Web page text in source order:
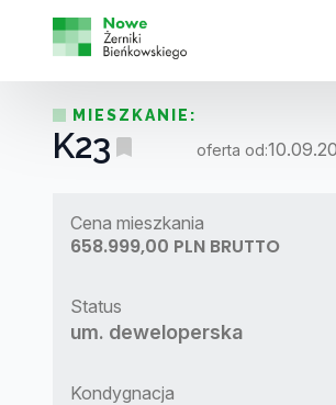
MIESZKANIE:
K23 oferta od:
Cena mieszkania
658.999,00 PLN BRUTTO
Status
um. deweloperska
Kondygnacja